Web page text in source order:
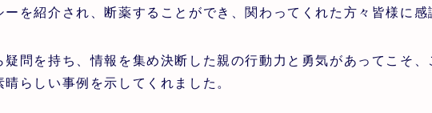
ーを紹介され、断薬することができ、関わってくれた方々皆様に感
疑問を持ち、情報を集め決断した親の行動力と勇気があってこそ
晴らしい事例を示してくれました。